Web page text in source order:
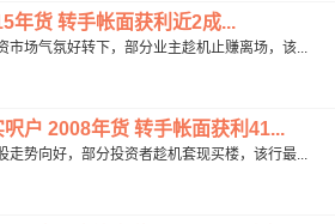
年货 转手帐面获利近2成...
场气氛好转下，部分业主趁机止赚离场，该...
户 2008年货 转手帐面获利41...
势向好，部分投资者趁机套现买楼，该行最...